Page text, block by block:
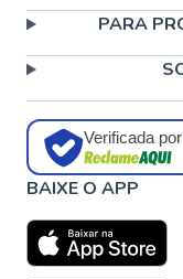
PARA
Verificada por
BAIXE O APP